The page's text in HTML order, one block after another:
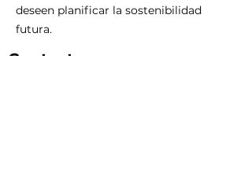
deseen planificar la sostenibilidad
futura.
Contacto: